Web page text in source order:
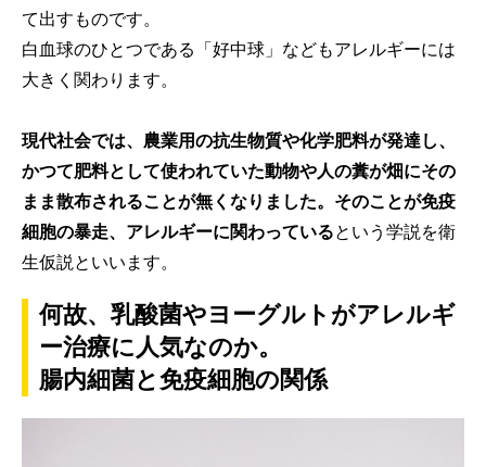
て出すものです。
白血球のひとつである「好中球」などもアレルギーには
大きく関わります。
現代社会では、農業用の抗生物質や化学肥料が発達し、
かつて肥料として使われていた動物や人の糞が畑にその
まま散布されることが無くなりました。そのことが免疫
細胞の暴走、アレルギーに関わっているという学説を衛
生仮説といいます。
何故、乳酸菌やヨーグルトがアレルギ
ー治療に人気なのか。
腸内細菌と免疫細胞の関係